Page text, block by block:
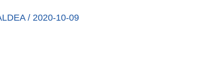
/ 2020-10-09